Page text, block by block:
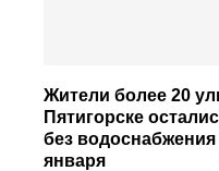
Жители более 20
Пятигорске
без водоснабжения
января